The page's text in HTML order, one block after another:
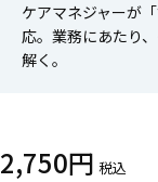
ケアマネジャーが
応。業務にあたり
解く。
2,750円 税込